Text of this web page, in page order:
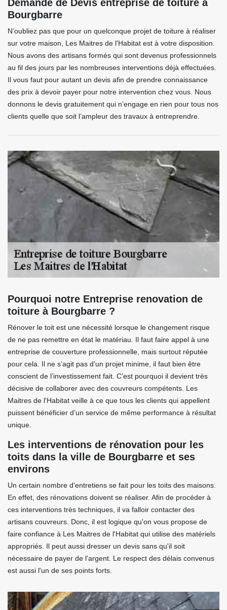
Demande de Devis entreprise de toiture à
Bourgbarre
N’oubliez pas que pour un quelconque projet de toiture à réaliser
sur votre maison, Les Maitres de l'Habitat est à votre disposition.
Nous avons des artisans formés qui sont devenus professionnels
au fil des jours par les nombreuses interventions déjà effectuées.
Il vous faut pour autant un devis afin de prendre connaissance
des prix à devoir payer pour notre intervention chez vous. Nous
donnons le devis gratuitement qui n’engage en rien pour tous nos
clients quelle que soit l’ampleur des travaux à entreprendre.
Pourquoi notre Entreprise renovation de
toiture à Bourgbarre ?
Rénover le toit est une nécessité lorsque le changement risque
de ne pas remettre en état le matériau. Il faut faire appel à une
entreprise de couverture professionnelle, mais surtout réputée
pour cela. Il ne s’agit pas d’un projet minime, il faut bien être
conscient de l’investissement fait. C’est pourquoi il devient très
décisive de collaborer avec des couvreurs compétents. Les
Maitres de l'Habitat veille à ce que tous les clients qui appellent
puissent bénéficier d’un service de même performance à résultat
unique.
Les interventions de rénovation pour les
toits dans la ville de Bourgbarre et ses
environs
Un certain nombre d'entretiens se fait pour les toits des maisons.
En effet, des rénovations doivent se réaliser. Afin de procéder à
ces interventions très techniques, il va falloir contacter des
artisans couvreurs. Donc, il est logique qu'on vous propose de
faire confiance à Les Maitres de l'Habitat qui utilise des matériels
appropriés. Il peut aussi dresser un devis sans qu'il soit
nécessaire de payer de l'argent. Le respect des délais convenus
est aussi l'un de ses points forts.